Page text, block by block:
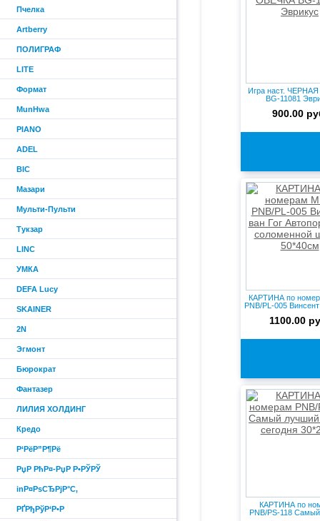
Пчелка
Artberry
ПОЛИГРАФ
LITE
Формат
MunHwa
PIANO
ADEL
BIC
Мазари
Мульти-Пульти
Тукзар
LINC
УМКА
DEFA Lucy
SKAINER
2N
Эгмонт
Бюрократ
Фантазер
ЛИЛИЯ ХОЛДИНГ
Кредо
Р‘РёР”Р¶Рё
РџР РћР¤-РџР Р•РЎРЎ
inР¤РѕСЂРјР°С‚
РҐРђРўР‘Р•Р
Игра наст.
BG-11081
900.00
КАРТИНА по
PNB/PL-005 Винсент
1100.00
КАРТИНА по
PNB/PS-118